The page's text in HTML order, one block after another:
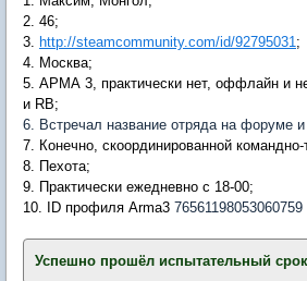
2. 46;
3. http://steamcommunity.com/id/92795031 ;
4. Москва;
5. АРМА 3, практически нет, оффлайн и
и RB;
6. Встречал название отряда на форуме
7. Конечно, скоординированной командно-
8. Пехота;
9. Практически ежедневно c 18-00;
10. ID профиля Arma3 76561198053060759
Успешно прошёл испытательный срок